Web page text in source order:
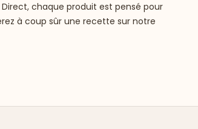
chaque produit est pensé pour
à coup sûr une recette sur notre